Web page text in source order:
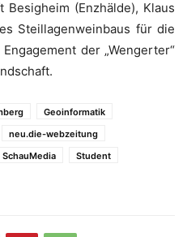
(Enzhälde), Klaus
Steillagenweinbaus für die
der „Wengerter“
Geoinformatik
neu.die-webzeitung
SchauMedia
Student